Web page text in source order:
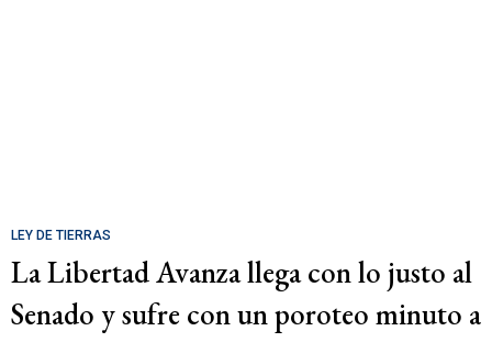
LEY DE TIERRAS
La Libertad Avanza llega con lo justo al
Senado y sufre con un poroteo minuto a